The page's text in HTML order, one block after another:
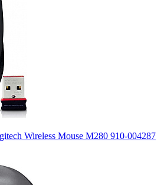
Wireless Mouse M280 910-004287